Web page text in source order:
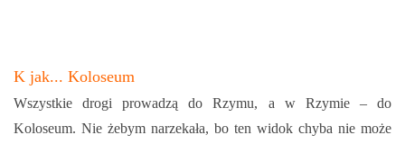
K jak... Koloseum
Wszystkie drogi prowadzą do Rzymu, a w Rzymie – do
Koloseum. Nie żebym narzekała, bo ten widok chyba nie może